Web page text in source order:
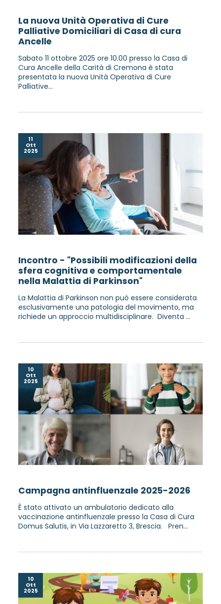
La nuova Unità Operativa di Cure
Palliative Domiciliari di Casa di cura
Ancelle
Sabato 11 ottobre 2025 ore 10.00 presso la Casa di
Cura Ancelle della Carità di Cremona è stata
presentata la nuova Unità Operativa di Cure
Palliative...
11
Ott
2025
Incontro - "Possibili modificazioni della
sfera cognitiva e comportamentale
nella Malattia di Parkinson"
La Malattia di Parkinson non può essere considerata
esclusivamente una patologia del movimento, ma
richiede un approccio multidisciplinare. Diventa ...
10
Ott
2025
Campagna antinfluenzale 2025-2026
È stato attivato un ambulatorio dedicato alla
vaccinazione antinfluenzale presso la Casa di Cura
Domus Salutis, in Via Lazzaretto 3, Brescia. Pren...
10
Ott
2025